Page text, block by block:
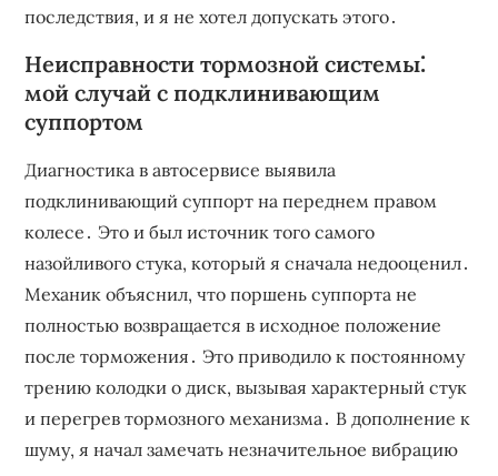
последствия‚ и я не хотел допускать этого․
Неисправности тормозной системы⁚
мой случай с подклинивающим
суппортом
Диагностика в автосервисе выявила
подклинивающий суппорт на переднем правом
колесе․ Это и был источник того самого
назойливого стука‚ который я сначала недооценил․
Механик объяснил‚ что поршень суппорта не
полностью возвращается в исходное положение
после торможения․ Это приводило к постоянному
трению колодки о диск‚ вызывая характерный стук
и перегрев тормозного механизма․ В дополнение к
шуму‚ я начал замечать незначительное вибрацию